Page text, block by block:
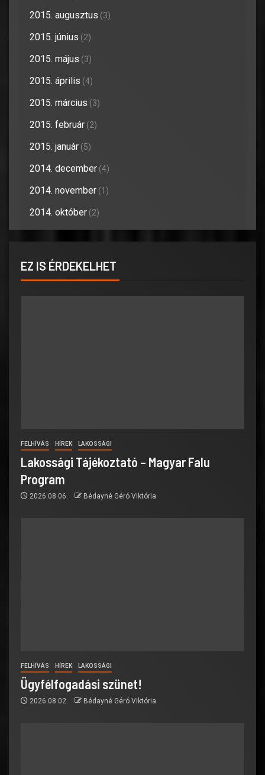
2015. augusztus (3)
2015. június (2)
2015. május (3)
2015. április (4)
2015. március (3)
2015. február (2)
2015. január (5)
2014. december (4)
2014. november (1)
2014. október (2)
EZ IS ÉRDEKELHET
FELHÍVÁS HÍREK LAKOSSÁGI
Lakossági Tájékoztató – Magyar Falu
Program
2026.08.06. Bédayné Géró Viktória
FELHÍVÁS HÍREK LAKOSSÁGI
Ügyfélfogadási szünet!
2026.08.02. Bédayné Géró Viktória